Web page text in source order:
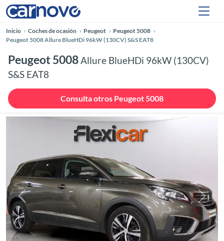
Inicio Coches de ocasión Peugeot
Peugeot 5008
Peugeot 5008 Allure BlueHDi 96kW (130CV) S&S EAT8
Peugeot 5008Allure BlueHDi 96kW (130CV)
S&S EAT8
Consulta otros Peugeot 5008
Anterior